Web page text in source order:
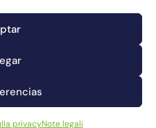
privacyNote legali